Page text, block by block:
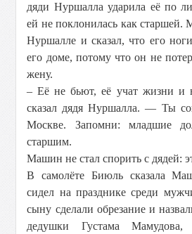
дяди Нуршалла ударила её по
ей не поклонилась как
Нуршалле и сказал, что его
его доме, потому что он не
жену.
– Её не бьют, её учат жизни
сказал дядя Нуршалла. — Ты
Москве. Запомни: младшие
старшим.
Машин не стал спорить с дядей:
В самолёте Биюль сказала
сидел на празднике среди
сыну сделали обрезание и
дедушки Густама Мамудова,